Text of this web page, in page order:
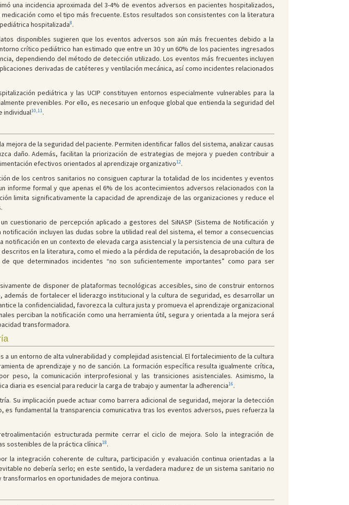
una incidencia aproximada del 3-4% de eventos adversos en pacientes hospitalizados,
como el tipo más frecuente. Estos resultados son consistentes con la literatura
hospitalizada8.
disponibles sugieren que los eventos adversos son aún más frecuentes debido a la
crítico pediátrico han estimado que entre un 30 y un 60% de los pacientes ingresados
dependiendo del método de detección utilizado. Los eventos más frecuentes incluyen
derivadas de catéteres y ventilación mecánica, así como incidentes relacionados
pediátrica y las UCIP constituyen entornos especialmente vulnerables para la
prevenibles. Por ello, es necesario un enfoque global que entienda la seguridad del
individual10,11.
de la seguridad del paciente. Permiten identificar fallos del sistema, analizar causas
daño. Además, facilitan la priorización de estrategias de mejora y pueden contribuir a
efectivos orientados al aprendizaje organizativo12.
de los centros sanitarios no consiguen capturar la totalidad de los incidentes y eventos
informe formal y que apenas el 6% de los acontecimientos adversos relacionados con la
limita significativamente la capacidad de aprendizaje de las organizaciones y reduce el
cuestionario de percepción aplicado a gestores del SiNASP (Sistema de Notificación y
incluyen las dudas sobre la utilidad real del sistema, el temor a consecuencias
en un contexto de elevada carga asistencial y la persistencia de una cultura de
en la literatura, como el miedo a la pérdida de reputación, la desaprobación de los
que determinados incidentes “no son suficientemente importantes” como para ser
de disponer de plataformas tecnológicas accesibles, sino de construir entornos
de fortalecer el liderazgo institucional y la cultura de seguridad, es desarrollar un
la confidencialidad, favorezca la cultura justa y promueva el aprendizaje organizacional
perciban la notificación como una herramienta útil, segura y orientada a la mejora será
transformadora.
un entorno de alta vulnerabilidad y complejidad asistencial. El fortalecimiento de la cultura
de aprendizaje y no de sanción. La formación específica resulta igualmente crítica,
peso, la comunicación interprofesional y las transiciones asistenciales. Asimismo, la
diaria es esencial para reducir la carga de trabajo y aumentar la adherencia16.
Su implicación puede actuar como barrera adicional de seguridad, mejorar la detección
fundamental la transparencia comunicativa tras los eventos adversos, pues refuerza la
estructurada permite cerrar el ciclo de mejora. Solo la integración de
sostenibles de la práctica clínica18.
la integración coherente de cultura, participación y evaluación continua orientadas a la
no debería serlo; en este sentido, la verdadera madurez de un sistema sanitario no
en oportunidades de mejora continua.